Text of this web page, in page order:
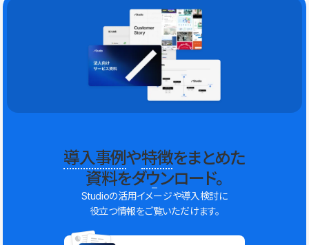
導入事例や特徴をまとめた
資料をダウンロード。
Studioの活用イメージや導入検討に
役立つ情報をご覧いただけます。